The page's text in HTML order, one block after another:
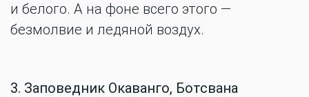
и белого. А на фоне всего этого —
безмолвие и ледяной воздух.
3. Заповедник Окаванго, Ботсвана